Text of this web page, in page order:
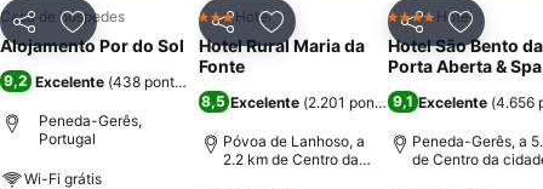
PartilharAdicionar aos favoritos
Casa de hóspedes
Alojamento Por do Sol
9,2 Excelente (438 pontuações
Peneda-Gerês,
Portugal
Wi-Fi grátis
PartilharAdicionar aos favoritos
3 Estrelas
Hotel
Hotel Rural Maria da
Fonte
8,5 Excelente (2.201 pontuações)
Póvoa de Lanhoso, a
2.2 km de Centro da
Partilhar
4 EstrelasHotel
Hotel São Bento da
Porta Aberta & Spa
9,1 Excelente (4.656
Peneda-Gerês, a
de Centro da